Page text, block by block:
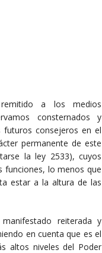
a los medios
consternados y
consejeros en el
permanente de este
la ley 2533), cuyos
funciones, lo menos que
estar a la altura de las
reiterada y
en cuenta que es el
altos niveles del Poder